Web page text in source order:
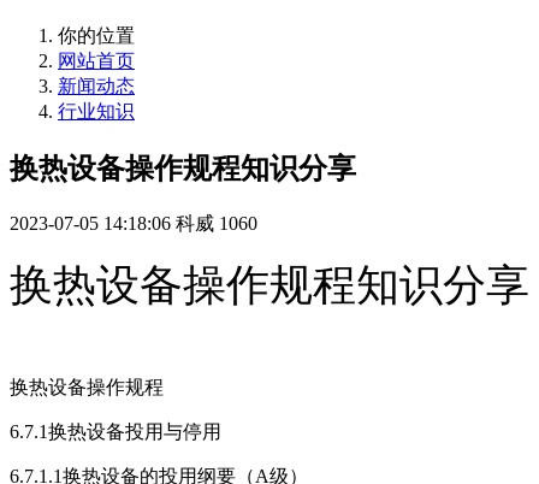
你的位置
网站首页
新闻动态
行业知识
换热设备操作规程知识分享
2023-07-05 14:18:06 科威 1060
换热设备操作规程知识分享
换热设备操作规程
6.7.1换热设备投用与停用
6.7.1.1换热设备的投用纲要（A级）